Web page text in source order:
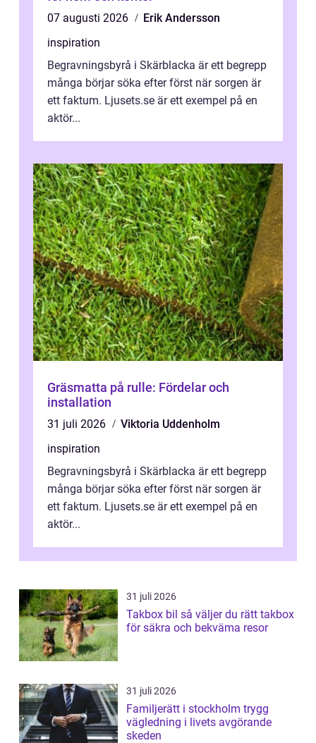
07 augusti 2026
Erik Andersson
inspiration
Begravningsbyrå i Skärblacka är ett begrepp
många börjar söka efter först när sorgen är
ett faktum. Ljusets.se är ett exempel på en
aktör...
Gräsmatta på rulle: Fördelar och
installation
31 juli 2026
Viktoria Uddenholm
inspiration
Begravningsbyrå i Skärblacka är ett begrepp
många börjar söka efter först när sorgen är
ett faktum. Ljusets.se är ett exempel på en
aktör...
31 juli 2026
Takbox bil så väljer du rätt takbox
för säkra och bekväma resor
31 juli 2026
Familjerätt i stockholm trygg
vägledning i livets avgörande
skeden